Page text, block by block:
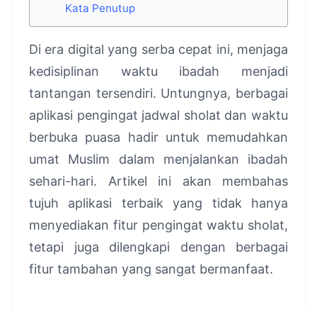
Kata Penutup
Di era digital yang serba cepat ini, menjaga
kedisiplinan waktu ibadah menjadi
tantangan tersendiri. Untungnya, berbagai
aplikasi pengingat jadwal sholat dan waktu
berbuka puasa hadir untuk memudahkan
umat Muslim dalam menjalankan ibadah
sehari-hari. Artikel ini akan membahas
tujuh aplikasi terbaik yang tidak hanya
menyediakan fitur pengingat waktu sholat,
tetapi juga dilengkapi dengan berbagai
fitur tambahan yang sangat bermanfaat.